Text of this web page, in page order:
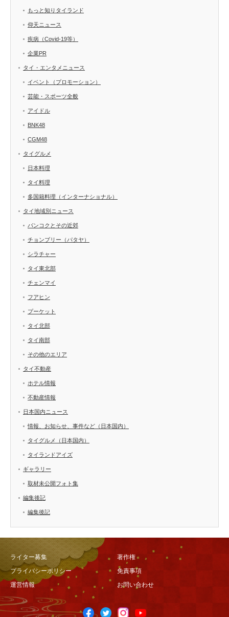
もっと知りタイランド
仰天ニュース
疾病（Covid-19等）
企業PR
タイ・エンタメニュース
イベント（プロモーション）
芸能・スポーツ全般
アイドル
BNK48
CGM48
タイグルメ
日本料理
タイ料理
多国籍料理（インターナショナル）
タイ地域別ニュース
バンコクとその近郊
チョンブリー（パタヤ）
シラチャー
タイ東北部
チェンマイ
フアヒン
プーケット
タイ北部
タイ南部
その他のエリア
タイ不動産
ホテル情報
不動産情報
日本国内ニュース
情報、お知らせ、事件など（日本国内）
タイグルメ（日本国内）
タイランドアイズ
ギャラリー
取材未公開フォト集
編集後記
編集後記
ライター募集
著作権
プライバシーポリシー
免責事項
運営情報
お問い合わせ